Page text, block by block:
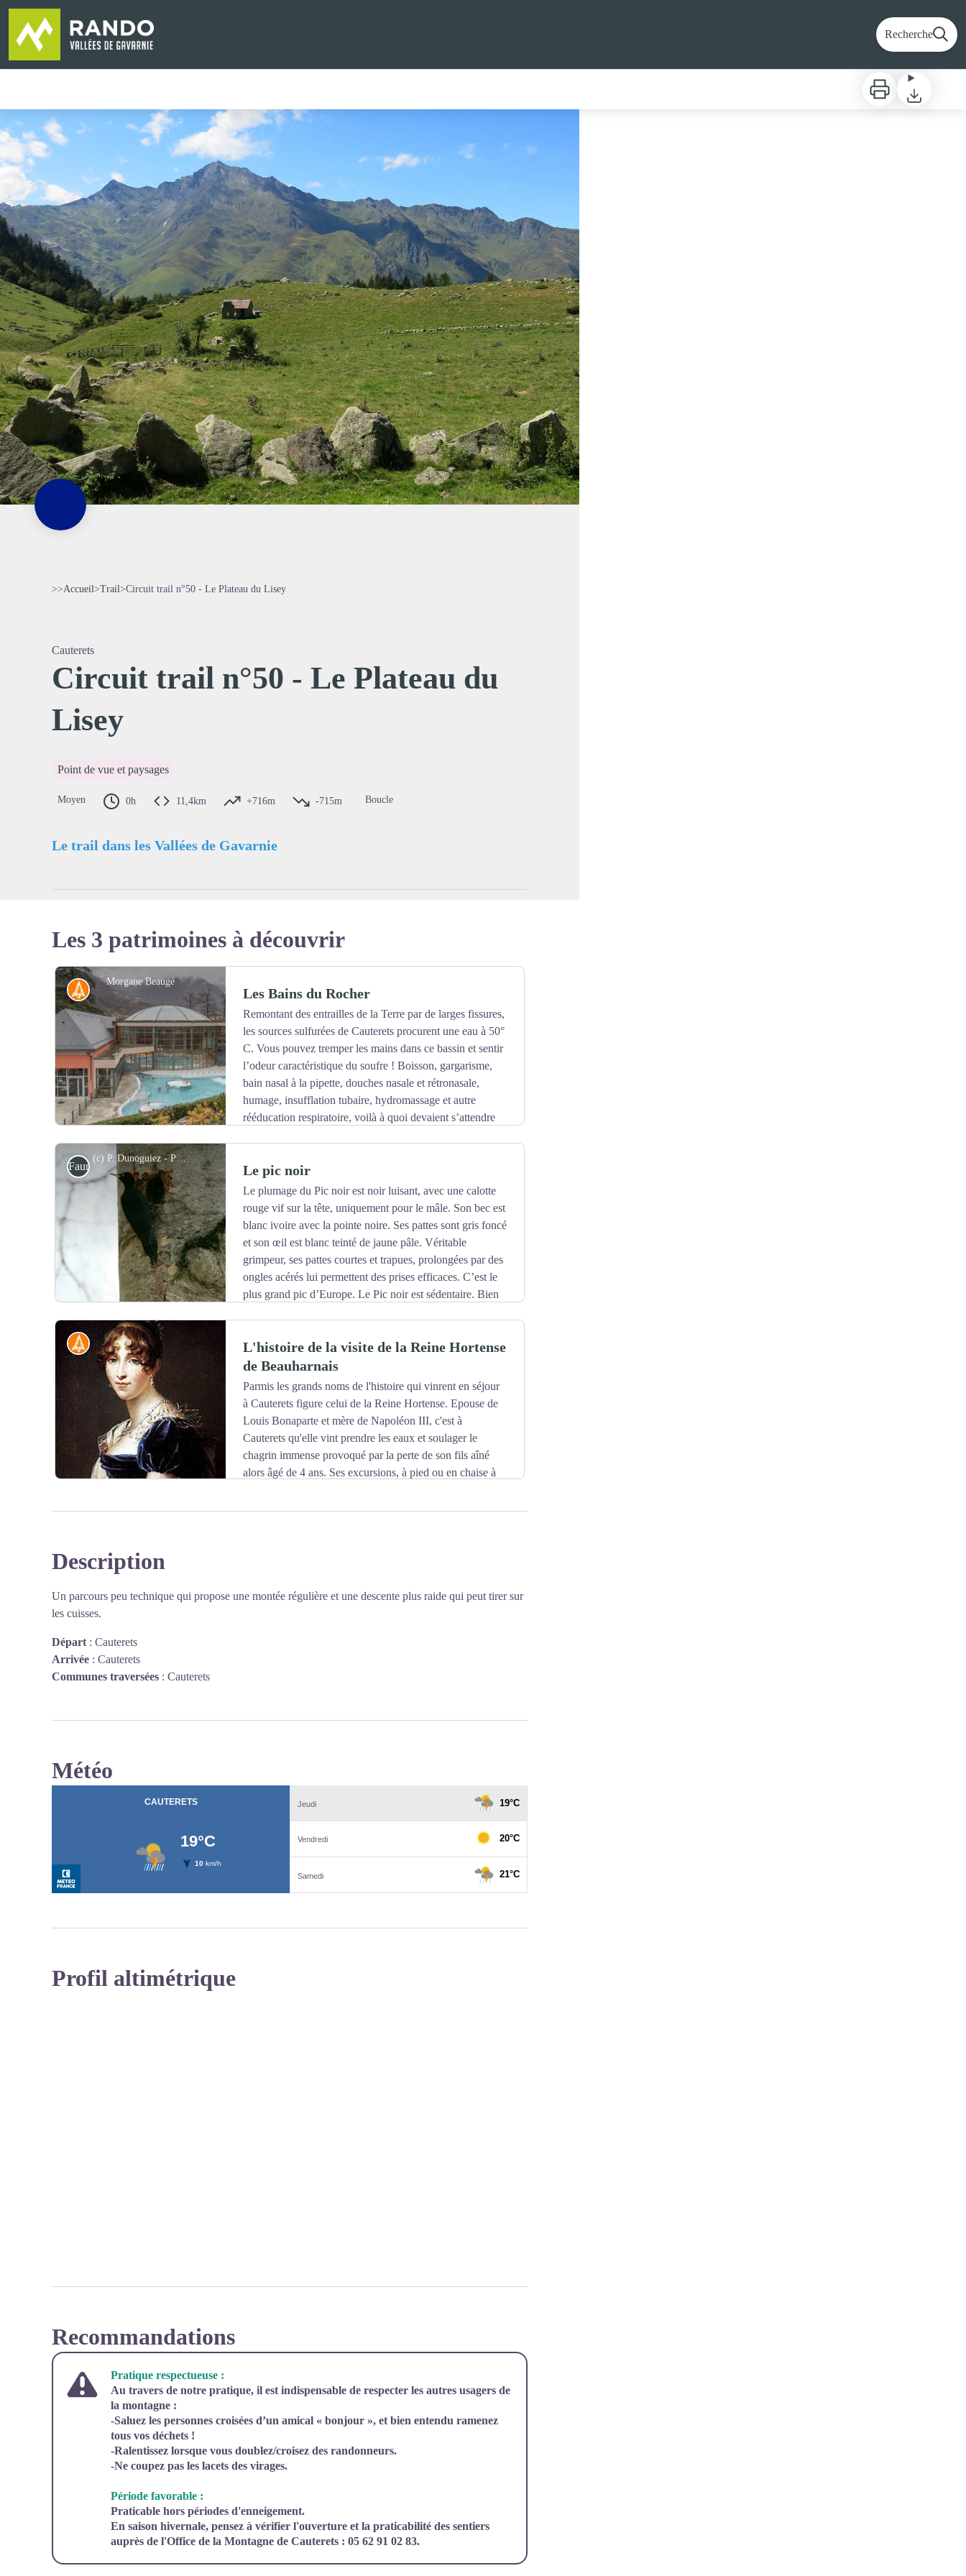
Recherche
Imprimer Télécharger
>>Accueil>Trail>Circuit trail n°50 - Le Plateau du Lisey
Cauterets
Circuit trail n°50 - Le Plateau du
Lisey
Point de vue et paysages
Moyen 0h 11,4km +716m -715m Boucle
Le trail dans les Vallées de Gavarnie
Les 3 patrimoines à découvrir
Morgane Beaugé
Voir l'image en plein écran
Histoire Les Bains du Rocher
Remontant des entrailles de la Terre par de larges fissures,
les sources sulfurées de Cauterets procurent une eau à 50°
C. Vous pouvez tremper les mains dans ce bassin et sentir
l’odeur caractéristique du soufre ! Boisson, gargarisme,
bain nasal à la pipette, douches nasale et rétronasale,
humage, insufflation tubaire, hydromassage et autre
rééducation respiratoire, voilà à quoi devaient s’attendre
de gazés puis devint un grand centre spécialisé en oto-rhino-laryngologie. Après 1945, et
pendant encore 50 ans, les thermes ont employé un grand nombre de valléens.
(c) P. Dunoguiez - Parc national des Pyrénes. Pic noir
Voir l'image en plein écran
Faune Le pic noir
Le plumage du Pic noir est noir luisant, avec une calotte
rouge vif sur la tête, uniquement pour le mâle. Son bec est
blanc ivoire avec la pointe noire. Ses pattes sont gris foncé
et son œil est blanc teinté de jaune pâle. Véritable
grimpeur, ses pattes courtes et trapues, prolongées par des
ongles acérés lui permettent des prises efficaces. C’est le
plus grand pic d’Europe. Le Pic noir est sédentaire. Bien
forêt de hêtres et de conifères. Les insectes, fourmis rousses, larves et œufs, qu’il happe dans les
fissures du bois avec sa longue langue gluante constitue sa nourriture préférée.
Voir l'image en plein écran
Histoire
L'histoire de la visite de la Reine Hortense
de Beauharnais
Parmis les grands noms de l'histoire qui vinrent en séjour
à Cauterets figure celui de la Reine Hortense. Epouse de
Louis Bonaparte et mère de Napoléon III, c'est à
Cauterets qu'elle vint prendre les eaux et soulager le
chagrin immense provoqué par la perte de son fils aîné
alors âgé de 4 ans. Ses excursions, à pied ou en chaise à
Description
Un parcours peu technique qui propose une montée régulière et une descente plus raide qui peut tirer sur
les cuisses.
Départ : Cauterets
Arrivée : Cauterets
Communes traversées : Cauterets
Météo
Profil altimétrique
Recommandations
Pratique respectueuse :
Au travers de notre pratique, il est indispensable de respecter les autres usagers de
la montagne :
-Saluez les personnes croisées d’un amical « bonjour », et bien entendu ramenez
tous vos déchets !
-Ralentissez lorsque vous doublez/croisez des randonneurs.
-Ne coupez pas les lacets des virages.
Période favorable :
Praticable hors périodes d'enneigement.
En saison hivernale, pensez à vérifier l'ouverture et la praticabilité des sentiers
auprès de l'Office de la Montagne de Cauterets : 05 62 91 02 83.